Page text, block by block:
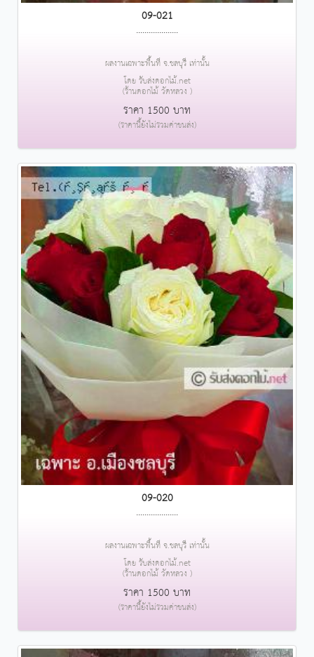
09-021
....................
ผลงานเฉพาะพื้นที่ จ.ชลบุรี เท่านั้น
โดย รับส่งดอกไม้.net
(ร้านดอกไม้ วัดหลวง )
ราคา 1500 บาท
(ราคานี้ยังไม่รวมค่าขนส่ง)
09-020
....................
ผลงานเฉพาะพื้นที่ จ.ชลบุรี เท่านั้น
โดย รับส่งดอกไม้.net
(ร้านดอกไม้ วัดหลวง )
ราคา 1500 บาท
(ราคานี้ยังไม่รวมค่าขนส่ง)